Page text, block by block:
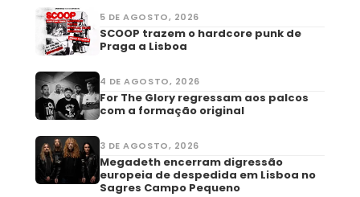
5 DE AGOSTO, 2026
SCOOP trazem o hardcore punk de
Praga a Lisboa
4 DE AGOSTO, 2026
For The Glory regressam aos palcos
com a formação original
3 DE AGOSTO, 2026
Megadeth encerram digressão
europeia de despedida em Lisboa no
Sagres Campo Pequeno